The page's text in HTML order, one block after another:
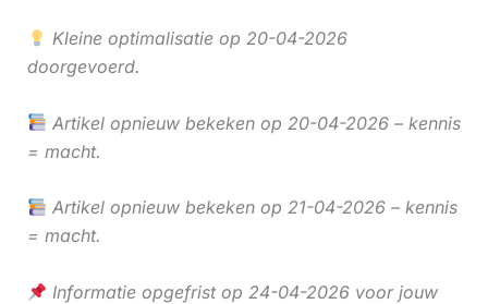
Kleine optimalisatie op 20-04-2026
doorgevoerd.
Artikel opnieuw bekeken op 20-04-2026 – kennis
= macht.
Artikel opnieuw bekeken op 21-04-2026 – kennis
= macht.
Informatie opgefrist op 24-04-2026 voor jouw